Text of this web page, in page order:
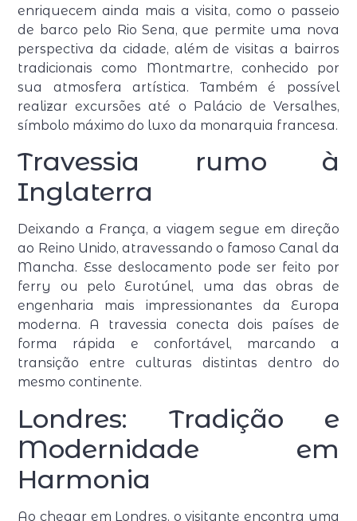
enriquecem ainda mais a visita, como o passeio
de barco pelo Rio Sena, que permite uma nova
perspectiva da cidade, além de visitas a bairros
tradicionais como Montmartre, conhecido por
sua atmosfera artística. Também é possível
realizar excursões até o Palácio de Versalhes,
símbolo máximo do luxo da monarquia francesa.
Travessia rumo à
Inglaterra
Deixando a França, a viagem segue em direção
ao Reino Unido, atravessando o famoso Canal da
Mancha. Esse deslocamento pode ser feito por
ferry ou pelo Eurotúnel, uma das obras de
engenharia mais impressionantes da Europa
moderna. A travessia conecta dois países de
forma rápida e confortável, marcando a
transição entre culturas distintas dentro do
mesmo continente.
Londres: Tradição e
Modernidade em
Harmonia
Ao chegar em Londres, o visitante encontra uma